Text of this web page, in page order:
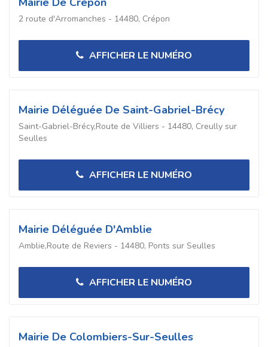
2 route d'Arromanches - 14480, Crépon
AFFICHER LE NUMÉRO
Mairie Déléguée De Saint-Gabriel-Brécy
Saint-Gabriel-Brécy,Route de Villiers - 14480, Creully sur
Seulles
AFFICHER LE NUMÉRO
Mairie Déléguée D'Amblie
Amblie,Route de Reviers - 14480, Ponts sur Seulles
AFFICHER LE NUMÉRO
Mairie De Colombiers-Sur-Seulles